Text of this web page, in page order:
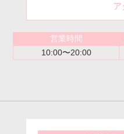
ア
営業時間
10:00〜20:00